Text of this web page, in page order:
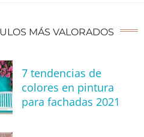
MÁS VALORADOS
7 tendencias de
colores en pintura
para fachadas 2021